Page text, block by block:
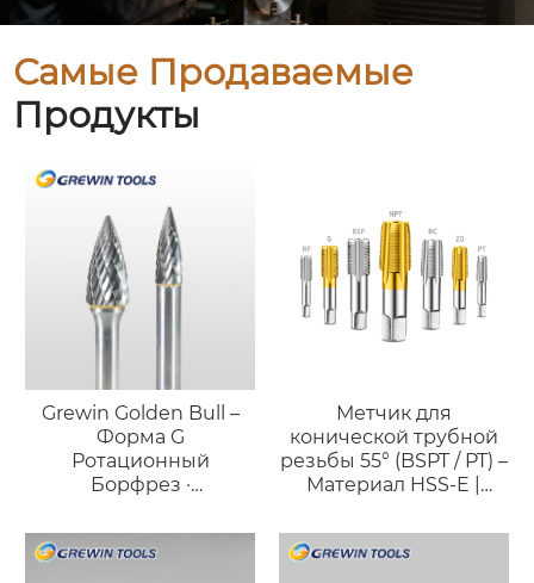
Самые Продаваемые
Продукты
Grewin Golden Bull –
Форма G
Ротационный
Борфрез ·
Длинный Конический
Инструмент
Метчик для
конической трубной
резьбы 55° (BSPT / PT) –
Материал HSS-E |
нарезание резьбы для
герметичных